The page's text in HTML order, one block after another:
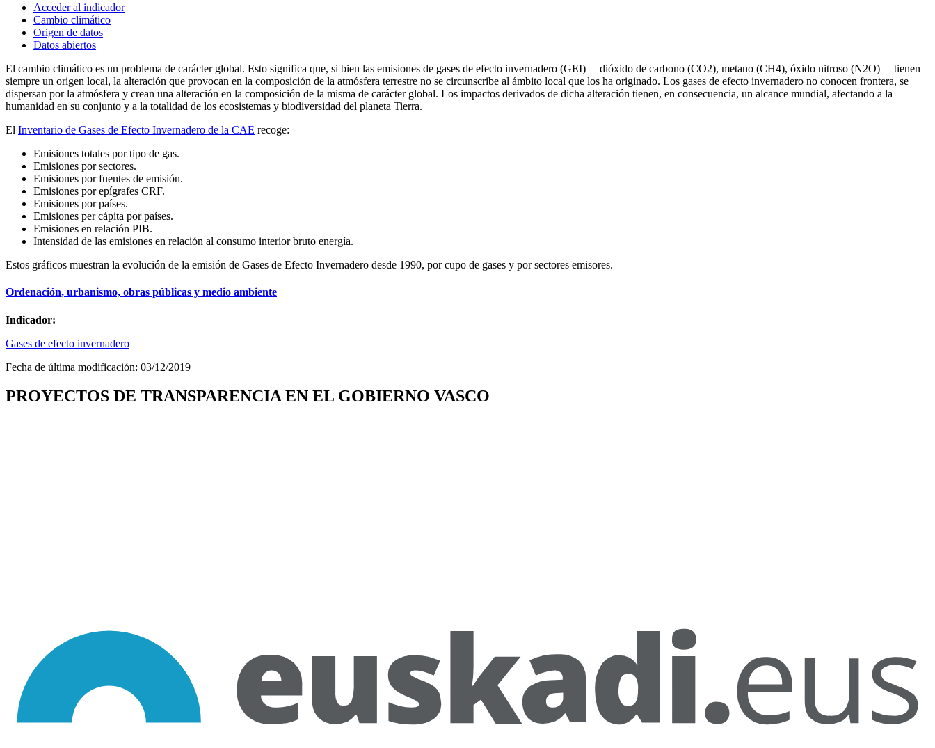
Acceder al indicador
Cambio climático
Origen de datos
Datos abiertos
El cambio climático es un problema de carácter global. Esto significa que, si bien las emisiones de gases de efecto invernadero (GEI) —dióxido de carbono (CO2), metano (CH4), óxido nitroso (N2O)— tienen
siempre un origen local, la alteración que provocan en la composición de la atmósfera terrestre no se circunscribe al ámbito local que los ha originado. Los gases de efecto invernadero no conocen frontera, se
dispersan por la atmósfera y crean una alteración en la composición de la misma de carácter global. Los impactos derivados de dicha alteración tienen, en consecuencia, un alcance mundial, afectando a la
humanidad en su conjunto y a la totalidad de los ecosistemas y biodiversidad del planeta Tierra.
El Inventario de Gases de Efecto Invernadero de la CAE recoge:
Emisiones totales por tipo de gas.
Emisiones por sectores.
Emisiones por fuentes de emisión.
Emisiones por epígrafes CRF.
Emisiones por países.
Emisiones per cápita por países.
Emisiones en relación PIB.
Intensidad de las emisiones en relación al consumo interior bruto energía.
Estos gráficos muestran la evolución de la emisión de Gases de Efecto Invernadero desde 1990, por cupo de gases y por sectores emisores.
Ordenación, urbanismo, obras públicas y medio ambiente
Indicador:
Gases de efecto invernadero
Fecha de última modificación: 03/12/2019
PROYECTOS DE TRANSPARENCIA EN EL GOBIERNO VASCO